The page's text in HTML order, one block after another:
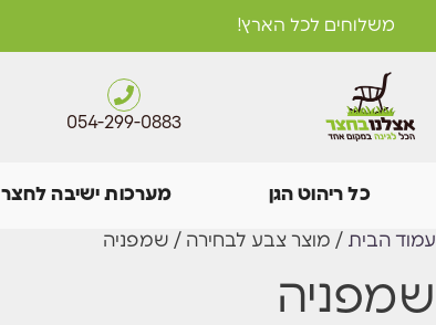
משלוחים לכל הארץ!
054-299-0883
כל ריהוט הגן מערכות ישיבה לחצר
עמוד הבית / מוצר צבע לבחירה / שמפניה
שמפניה